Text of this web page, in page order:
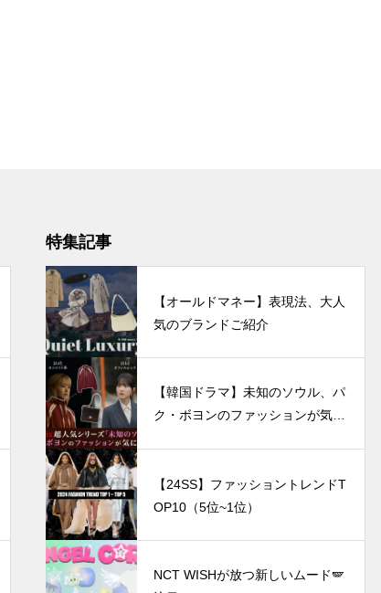
特集記事
【オールドマネー】表現法、大人
気のブランドご紹介
【韓国ドラマ】未知のソウル、パ
ク・ボヨンのファッションが気に
【24SS】ファッショントレンドT
OP10（5位~1位）
NCT WISHが放つ新しいムード🪽